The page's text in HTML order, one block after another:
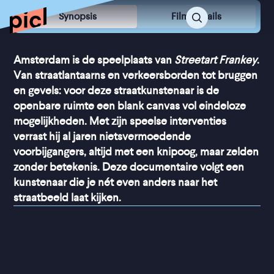
Synopsis Film Details
Amsterdam is de speelplaats van Streetart Frankey.
Van straatlantaarns en verkeersborden tot bruggen
en gevels: voor deze straatkunstenaar is de
openbare ruimte een blank canvas vol eindeloze
mogelijkheden. Met zijn speelse interventies
verrast hij al jaren nietsvermoedende
voorbijgangers, altijd met een knipoog, maar zelden
zonder betekenis. Deze documentaire volgt een
kunstenaar die je nét even anders naar het
straatbeeld laat kijken.